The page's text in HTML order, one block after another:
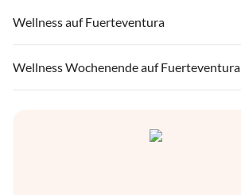
Wellness auf Fuerteventura
Wellness Wochenende auf Fuerteventura